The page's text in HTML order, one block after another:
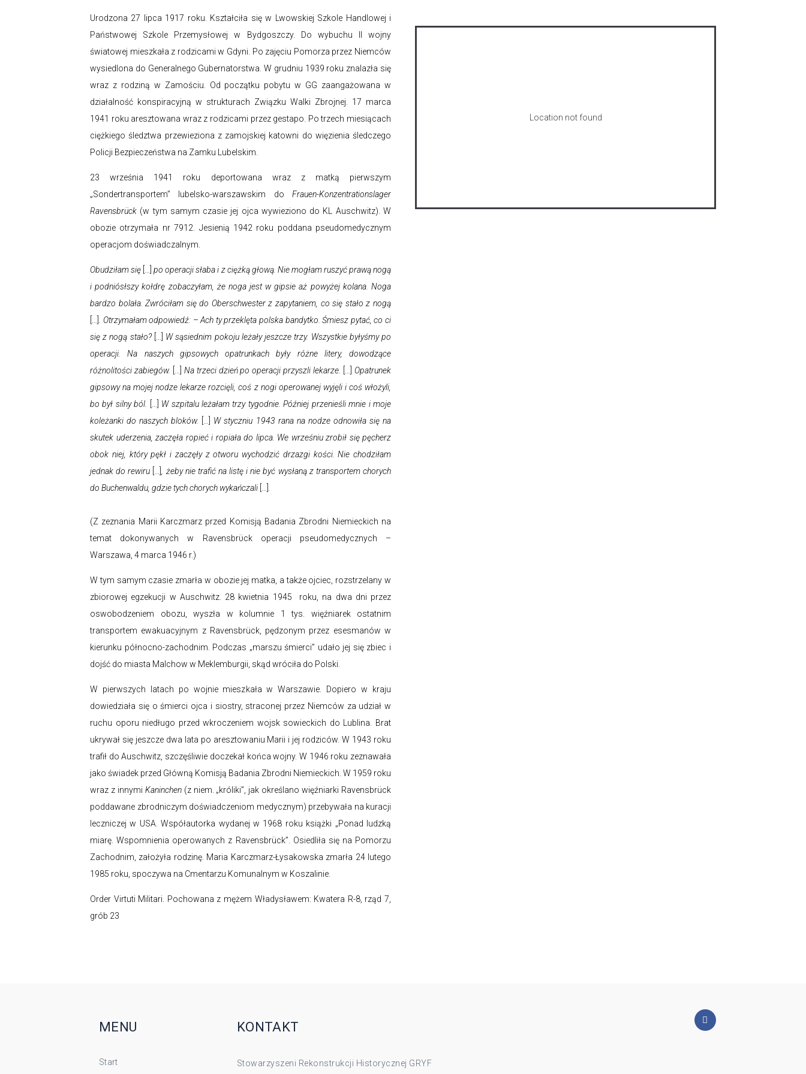
Urodzona 27 lipca 1917 roku. Kształciła się w Lwowskiej Szkole Handlowej i
Państwowej Szkole Przemysłowej w Bydgoszczy. Do wybuchu II wojny
światowej mieszkała z rodzicami w Gdyni. Po zajęciu Pomorza przez Niemców
wysiedlona do Generalnego Gubernatorstwa. W grudniu 1939 roku znalazła się
wraz z rodziną w Zamościu. Od początku pobytu w GG zaangażowana w
działalność konspiracyjną w strukturach Związku Walki Zbrojnej. 17 marca
1941 roku aresztowana wraz z rodzicami przez gestapo. Po trzech miesiącach
ciężkiego śledztwa przewieziona z zamojskiej katowni do więzienia śledczego
Policji Bezpieczeństwa na Zamku Lubelskim.
23 września 1941 roku deportowana wraz z matką pierwszym
„Sondertransportem” lubelsko-warszawskim do Frauen-Konzentrationslager
Ravensbrück (w tym samym czasie jej ojca wywieziono do KL Auschwitz). W
obozie otrzymała nr 7912. Jesienią 1942 roku poddana pseudomedycznym
operacjom doświadczalnym.
Obudziłam się
po operacji słaba i z ciężką głową. Nie mogłam ruszyć prawą nogą
i podniósłszy kołdrę zobaczyłam, że noga jest w gipsie aż powyżej kolana. Noga
bardzo bolała. Zwróciłam się do Oberschwester z zapytaniem, co się stało z nogą
. Otrzymałam odpowiedź: – Ach ty przeklęta polska bandytko. Śmiesz pytać, co ci
się z nogą stało?
W sąsiednim pokoju leżały jeszcze trzy. Wszystkie byłyśmy po
operacji. Na naszych gipsowych opatrunkach były różne litery, dowodzące
różnolitości zabiegów.
Na trzeci dzień po operacji przyszli lekarze. […]Opatrunek
gipsowy na mojej nodze lekarze rozcięli, coś z nogi operowanej wyjęli i coś włożyli,
bo był silny ból.
W szpitalu leżałam trzy tygodnie. Później przenieśli mnie i moje
koleżanki do naszych bloków.
W styczniu 1943 rana na nodze odnowiła się na
skutek uderzenia, zaczęła ropieć i ropiała do lipca. We wrześniu zrobił się pęcherz
obok niej, który pękł i zaczęły z otworu wychodzić drzazgi kości. Nie chodziłam
jednak do rewiru
, żeby nie trafić na listę i nie być wysłaną z transportem chorych
do Buchenwaldu, gdzie tych chorych wykańczali
(Z zeznania Marii Karczmarz przed Komisją Badania Zbrodni Niemieckich na
temat dokonywanych w Ravensbrϋck operacji pseudomedycznych –
Warszawa, 4 marca 1946 r.)
W tym samym czasie zmarła w obozie jej matka, a także ojciec, rozstrzelany w
zbiorowej egzekucji w Auschwitz. 28 kwietnia 1945 roku, na dwa dni przez
oswobodzeniem obozu, wyszła w kolumnie 1 tys. więźniarek ostatnim
transportem ewakuacyjnym z Ravensbrück, pędzonym przez esesmanów w
kierunku północno-zachodnim. Podczas „marszu śmierci” udało jej się zbiec i
dojść do miasta Malchow w Meklemburgii, skąd wróciła do Polski.
W pierwszych latach po wojnie mieszkała w Warszawie. Dopiero w kraju
dowiedziała się o śmierci ojca i siostry, straconej przez Niemców za udział w
ruchu oporu niedługo przed wkroczeniem wojsk sowieckich do Lublina. Brat
ukrywał się jeszcze dwa lata po aresztowaniu Marii i jej rodziców. W 1943 roku
trafił do Auschwitz, szczęśliwie doczekał końca wojny. W 1946 roku zeznawała
jako świadek przed Główną Komisją Badania Zbrodni Niemieckich. W 1959 roku
wraz z innymi Kaninchen(z niem. „króliki”, jak określano więźniarki Ravensbrück
poddawane zbrodniczym doświadczeniom medycznym) przebywała na kuracji
leczniczej w USA. Współautorka wydanej w 1968 roku książki „Ponad ludzką
miarę. Wspomnienia operowanych z Ravensbrück”. Osiedliła się na Pomorzu
Zachodnim, założyła rodzinę. Maria Karczmarz-Łysakowska zmarła 24 lutego
1985 roku, spoczywa na Cmentarzu Komunalnym w Koszalinie.
Order Virtuti Militari. Pochowana z mężem Władysławem: Kwatera R-8, rząd 7,
grób 23
Location not found
MENU
Start
KONTAKT
Stowarzyszeni Rekonstrukcji Historycznej GRYF